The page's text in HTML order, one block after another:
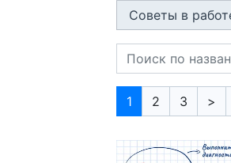
Советы в
1 2 3 >